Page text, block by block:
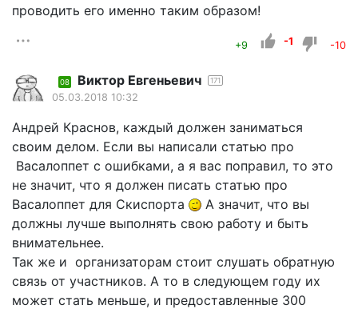
проводить его именно таким образом!
+9 -1 -10
08 Виктор Евгеньевич 171
05.03.2018 10:32
Андрей Краснов, каждый должен заниматься
своим делом. Если вы написали статью про
Васалоппет с ошибками, а я вас поправил, то это
не значит, что я должен писать статью про
Васалоппет для Скиспорта
А значит, что вы
должны лучше выполнять свою работу и быть
внимательнее.
Так же и организаторам стоит слушать обратную
связь от участников. А то в следующем году их
может стать меньше, и предоставленные 300